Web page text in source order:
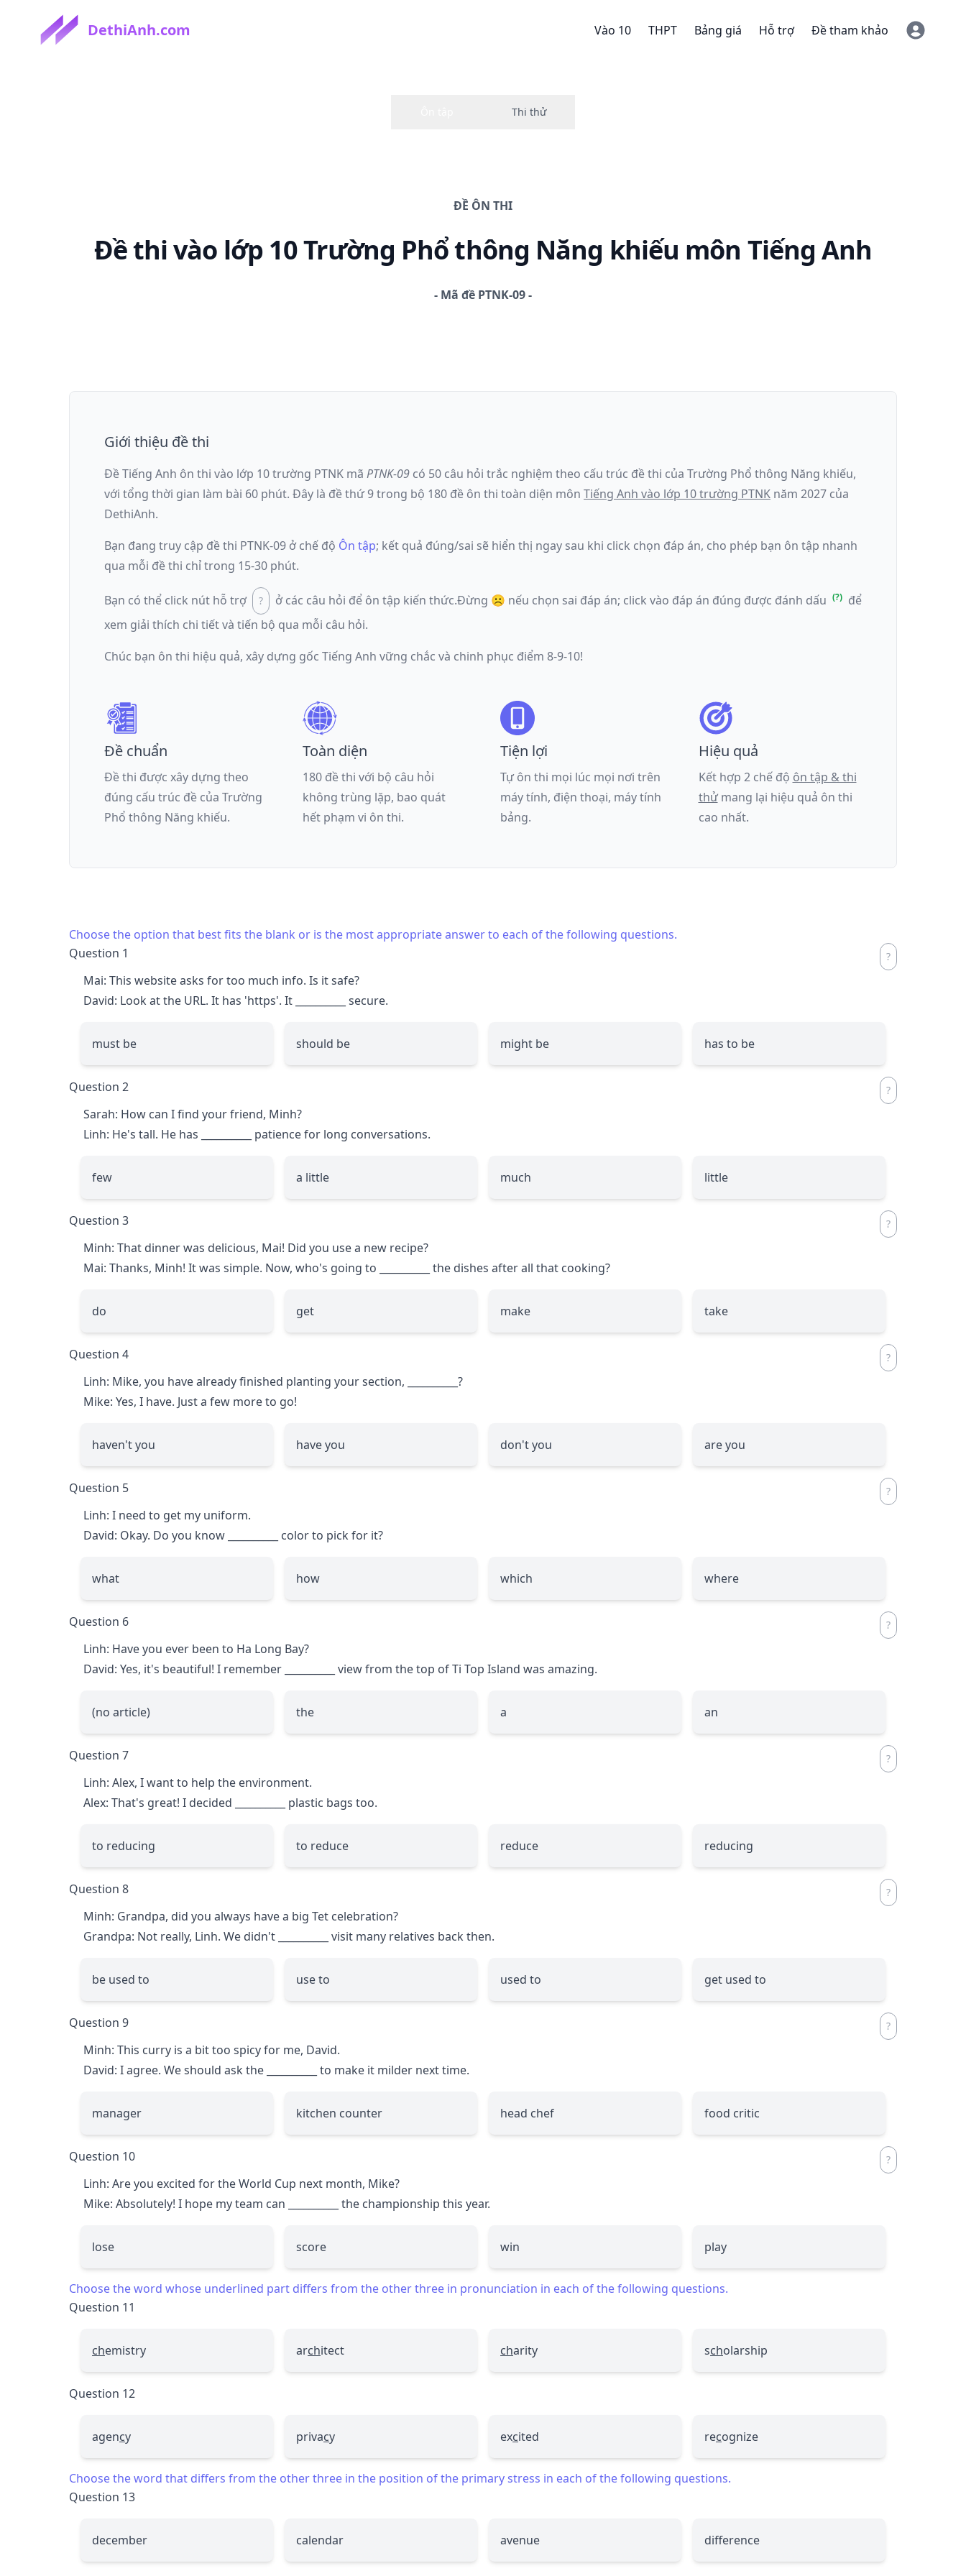
DethiAnh.com Vào 10 THPT Bảng giá Hỗ trợ Đề tham khảo
ĐỀ ÔN THI
Đề thivào lớp 10 Trường Phổ thông Năng khiếu môn Tiếng Anh
- Mã đề PTNK-09
Giới thiệu đề thi
Đề Tiếng Anh ôn thi vào lớp 10 trường PTNK mã PTNK-09 có 50 câu hỏi trắc nghiệm theo cấu trúc đề thi của Trường Phổ thông Năng khiếu,
với tổng thời gian làm bài 60 phút. Đây là đềthứ 9trong bộ 180 đề ôn thi toàn diện môn Tiếng Anh vào lớp 10 trường PTNK năm 2027 của
DethiAnh.
Bạn đang truy cập đề thi PTNK-09 ở chế độ Ôn tập; kết quả đúng/sai sẽ hiển thị ngay sau khi click chọn đáp án, cho phép bạn ôn tập nhanh
qua mỗi đề thi chỉ trong 15-30 phút.
Bạn có thể click nút hỗ trợ ở các câu hỏi để ôn tập kiến thức.Đừng ☹️ nếu chọn sai đáp án; click vào đáp án đúng được đánh dấu
để
xem giải thích chi tiết và tiến bộ qua mỗi câu hỏi.
Chúc bạn ôn thi hiệu quả, xây dựng gốc Tiếng Anh vững chắc và chinh phục điểm 8-9-10!
Đề chuẩn
Đề thi được xây dựng theo
đúng cấu trúc đề của Trường
Phổ thông Năng khiếu.
Toàn diện
180 đề thi với bộ câu hỏi
không trùng lặp, bao quát
hết phạm vi ôn thi.
Tiện lợi
Tự ôn thi mọi lúc mọi nơi trên
máy tính, điện thoại, máy tính
bảng.
Hiệu quả
Kết hợp 2 chế độ ôn tập & thi
thửmang lại hiệu quả ôn thi
cao nhất.
Choose the option that best fits the blank or is the most appropriate answer to each of the following questions.
Question 1
Mai: This website asks for too much info. Is it safe?
David: Look at the URL. It has 'https'. It
secure.
must be should be might be has to be
Question 2
Sarah: How can I find your friend, Minh?
Linh: He's tall. He has
patience for long conversations.
few a little much little
Question 3
Minh: That dinner was delicious, Mai! Did you use a new recipe?
Mai: Thanks, Minh! It was simple. Now, who's going to
the dishes after all that cooking?
do get make take
Question 4
Linh: Mike, you have already finished planting your section,
?
Mike: Yes, I have. Just a few more to go!
haven't you have you don't you are you
Question 5
Linh: I need to get my uniform.
David: Okay. Do you know
color to pick for it?
what how which where
Question 6
Linh: Have you ever been to Ha Long Bay?
David: Yes, it's beautiful! I remember
view from the top of Ti Top Island was amazing.
(no article) the a an
Question 7
Linh: Alex, I want to help the environment.
Alex: That's great! I decided
plastic bags too.
to reducing to reduce reduce reducing
Question 8
Minh: Grandpa, did you always have a big Tet celebration?
Grandpa: Not really, Linh. We didn't
visit many relatives back then.
be used to use to used to get used to
Question 9
Minh: This curry is a bit too spicy for me, David.
David: I agree. We should ask the
to make it milder next time.
manager kitchen counter head chef food critic
Question 10
Linh: Are you excited for the World Cup next month, Mike?
Mike: Absolutely! I hope my team can
the championship this year.
lose score win play
Choose the word whose underlined part differs from the other three in pronunciation in each of the following questions.
Question 11
chemistry architect charity scholarship
Question 12
agency privacy excited recognize
Choose the word that differs from the other three in the position of the primary stress in each of the following questions.
Question 13
december calendar avenue difference